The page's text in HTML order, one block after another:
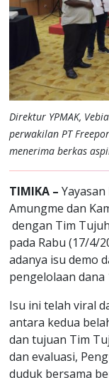
Direktur YPMAK,
perwakilan PT
menerima berkas
TIMIKA –
Amungme dan
dengan Tim
pada Rabu (17/4/
adanya isu demo
pengelolaan dana
Isu ini telah viral
antara kedua
dan tujuan Tim
dan evaluasi,
duduk bersama